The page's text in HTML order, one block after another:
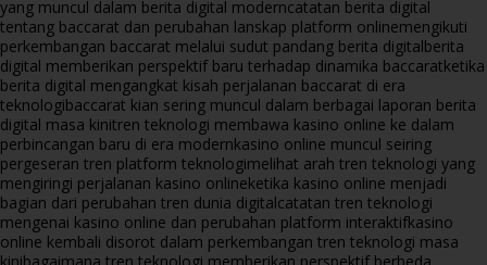
yang muncul dalam berita digital moderncatatan berita digital
tentang baccarat dan perubahan lanskap platform onlinemengikuti
perkembangan baccarat melalui sudut pandang berita digitalberita
digital memberikan perspektif baru terhadap dinamika baccaratketika
berita digital mengangkat kisah perjalanan baccarat di era
teknologibaccarat kian sering muncul dalam berbagai laporan berita
digital masa kinitren teknologi membawa kasino online ke dalam
perbincangan baru di era modernkasino online muncul seiring
pergeseran tren platform teknologimelihat arah tren teknologi yang
mengiringi perjalanan kasino onlineketika kasino online menjadi
bagian dari perubahan tren dunia digitalcatatan tren teknologi
mengenai kasino online dan perubahan platform interaktifkasino
online kembali disorot dalam perkembangan tren teknologi masa